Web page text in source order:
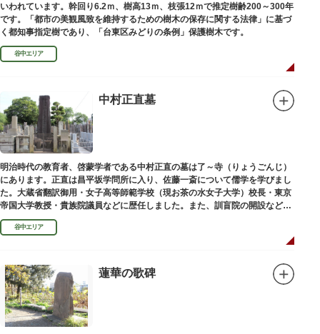
いわれています。幹回り6.2ｍ、樹高13ｍ、枝張12ｍで推定樹齢200～300年
です。「都市の美観風致を維持するための樹木の保存に関する法律」に基づ
く都知事指定樹であり、「台東区みどりの条例」保護樹木です。
谷中エリア
中村正直墓
明治時代の教育者、啓蒙学者である中村正直の墓は了～寺（りょうごんじ）
にあります。正直は昌平坂学問所に入り、佐藤一斎について儒学を学びまし
た。大蔵省翻訳御用・女子高等師範学校（現お茶の水女子大学）校長・東京
帝国大学教授・貴族院議員などに歴任しました。また、訓盲院の開設など女
子教育や障害者教育にも力を注ぎました。明治24（1891）病没しました。
谷中エリア
蓮華の歌碑